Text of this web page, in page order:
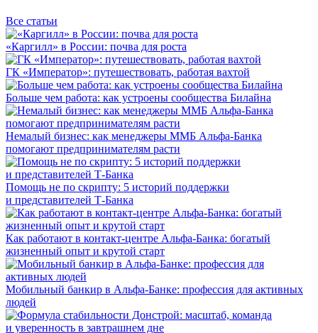
Все статьи
«Каргилл» в России: почва для роста
ГК «Император»: путешествовать, работая вахтой
Больше чем работа: как устроены сообщества Билайна
Немалый бизнес: как менеджеры ММБ Альфа-Банка
помогают предпринимателям расти
Помощь не по скрипту: 5 историй поддержки
и представителей Т-Банка
Как работают в контакт-центре Альфа-Банка: богатый
жизненный опыт и крутой старт
Мобильный банкир в Альфа-Банке: профессия для активных
людей